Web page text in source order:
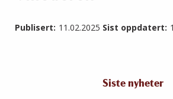
Publisert: 11.02.2025 Sist oppdatert:
Siste nyheter